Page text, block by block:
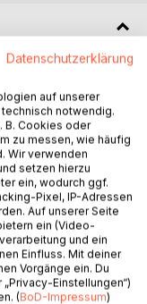
gutem Grund!
jeglichen Medien
Vorlage für
wird mit einer
– mit dem
Man stelle sich
Schuh von der
oder dass der
Datenschutzerklärung
auf unserer
notwendig.
B. Cookies oder
zu messen, wie häufig
Wir verwenden
setzen hierzu
ein, wodurch ggf.
Pixel, IP-Adressen
Auf unserer Seite
ein (Video-
und ein
Einfluss. Mit deiner
Vorgänge ein. Du
Einstellungen“)
(BoD-Impressum)